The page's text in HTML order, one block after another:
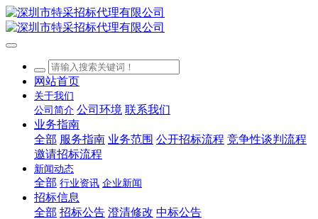
网站首页
关于我们
公司简介 公司环境 联系我们
业务指南
全部 服务指南 业务范围 公开招标流程 竞争性谈判流程
邀请招标流程
新闻动态
全部 行业资讯 企业新闻
招标信息
全部 招标公告 澄清修改 中标公告